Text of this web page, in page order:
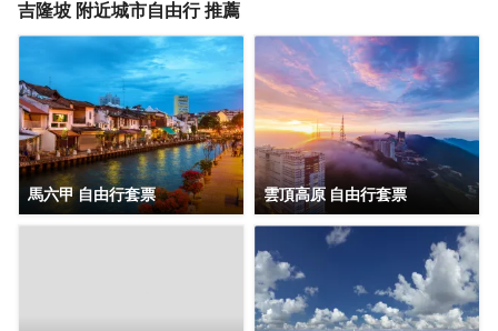
自己的房間舒適的用餐，酒店可提供客房服務。若是覺得酒
的香蘭葉蛋奶煎糕、Nobu（日本料理）的Black Cod With
Miso和Restoran Rebung Chef Ismail（東南亞菜）的亞參叻
沙或許能勾起您的食慾。酒店種類繁多的休閒設施能為每一
位下榻於此的您創造多元化的休閒空間，這其中包括按摩室
和室外泳池。酒店的會議廳將熱情的服務與專業的素質完美
地結合在一起。客人如需兌換貨幣，酒店會為您提供外幣兌
換服務。
吉隆坡 附近城市自由行 推薦
馬六甲 自由行套票 雲頂高原 自由行套票